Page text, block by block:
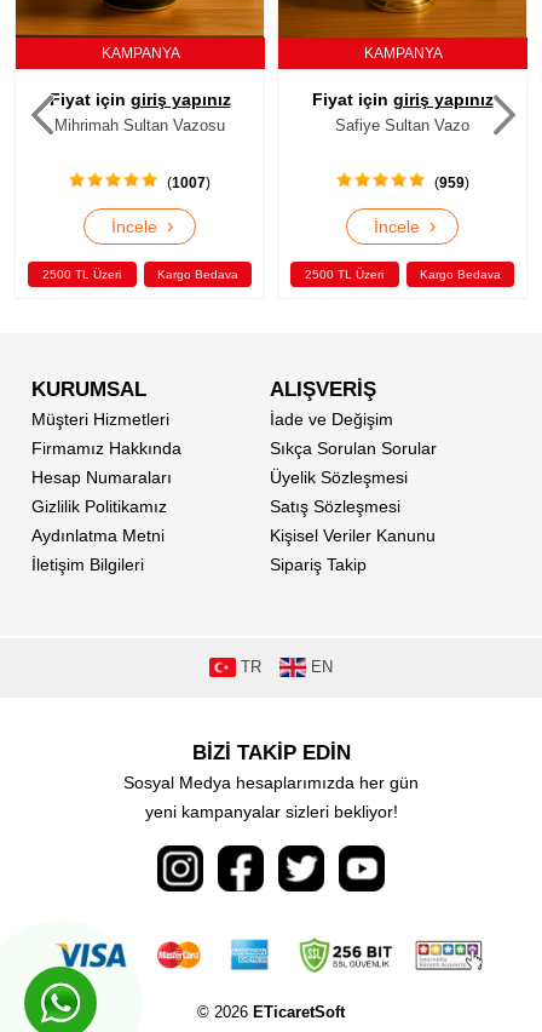
KAMPANYA
Fiyat için giriş yapınız
Mihrimah Sultan Vazosu
(1007)
İncele ›
2500 TL Üzeri Kargo Bedava
KAMPANYA
Fiyat için giriş yapınız
Safiye Sultan Vazo
(959)
İncele ›
2500 TL Üzeri Kargo Bedava
KURUMSAL
Müşteri Hizmetleri
Firmamız Hakkında
Hesap Numaraları
Gizlilik Politikamız
Aydınlatma Metni
İletişim Bilgileri
ALIŞVERİŞ
İade ve Değişim
Sıkça Sorulan Sorular
Üyelik Sözleşmesi
Satış Sözleşmesi
Kişisel Veriler Kanunu
Sipariş Takip
TR EN
BİZİ TAKİP EDİN
Sosyal Medya hesaplarımızda her gün
yeni kampanyalar sizleri bekliyor!
© 2026 ETicaretSoft